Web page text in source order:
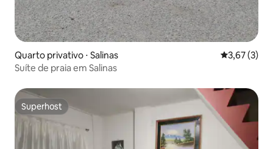
Quarto privativo ⋅ Salinas 3,67 de
3,67 (3)
Suíte de praia em Salinas
Superhost
Superhost